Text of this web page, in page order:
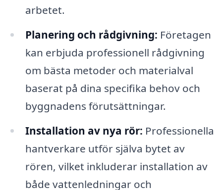
arbetet.
Planering och rådgivning: Företagen
kan erbjuda professionell rådgivning
om bästa metoder och materialval
baserat på dina specifika behov och
byggnadens förutsättningar.
Installation av nya rör: Professionella
hantverkare utför själva bytet av
rören, vilket inkluderar installation av
både vattenledningar och